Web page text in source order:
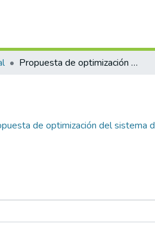
Propuesta de optimización del sistema de gestión de calidad incorporando herramientas Lean en una empresa de soporte logístico, operativo y servicios generales
de optimización del sistema